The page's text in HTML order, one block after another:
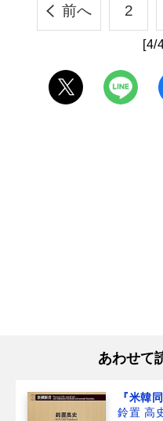
前へ 2
[4/
あわせて
『米韓
鈴置 高